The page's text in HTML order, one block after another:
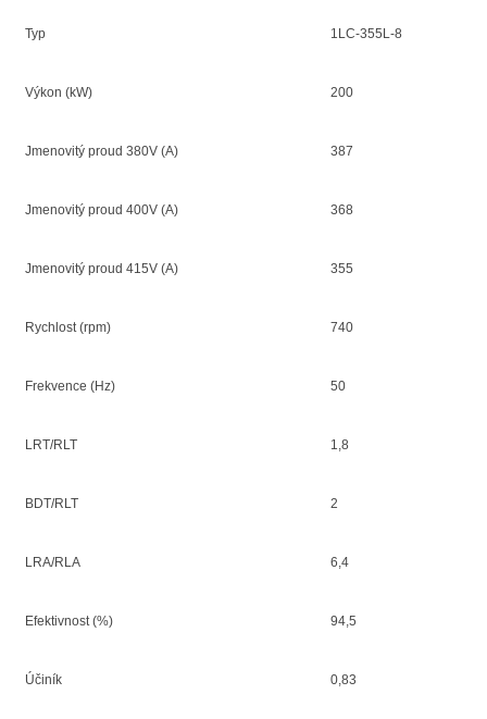
Typ 1LC-355L-8
Výkon (kW) 200
Jmenovitý proud 380V (A) 387
Jmenovitý proud 400V (A) 368
Jmenovitý proud 415V (A) 355
Rychlost (rpm) 740
Frekvence (Hz) 50
LRT/RLT 1,8
BDT/RLT 2
LRA/RLA 6,4
Efektivnost (%) 94,5
Účiník 0,83